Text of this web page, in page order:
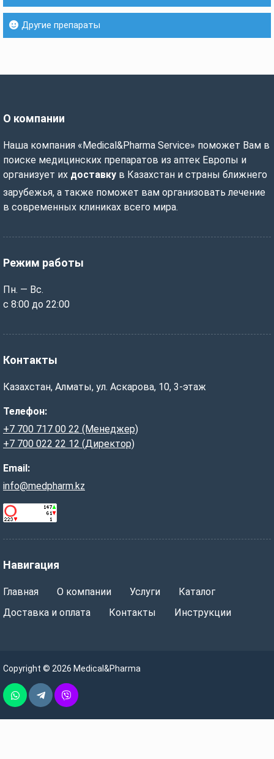
Другие препараты
О компании
Наша компания «Medical&Pharma Service» поможет Вам в
поиске медицинских препаратов из аптек Европы и
организует их доставку в Казахстан и страны ближнего
зарубежья, а также поможет вам организовать лечение
в современных клиниках всего мира.
Режим работы
Пн. — Вс.
с 8:00 до 22:00
Навигация
Главная О компании Услуги
Каталог
Доставка и оплата
Контакты Инструкции
Контакты
Казахстан, Алматы, ул. Аскарова, 10, 3-этаж
Телефон:
+7 700 717 00 22 (Менеджер)
+7 700 022 22 12 (Директор)
Email:
info@medpharm.kz
Copyright © 2026 Medical&Pharma
WhatsappTelegramVber